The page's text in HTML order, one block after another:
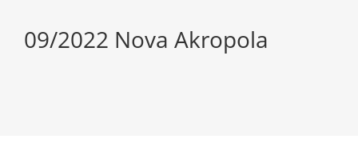
09/2022 Nova Akropola